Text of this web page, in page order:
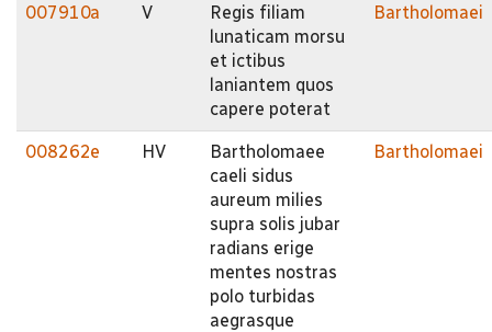
007910a V
Regis filiam
lunaticam morsu
et ictibus
laniantem quos
capere poterat
Bartholomaei
008262e HV
Bartholomaee
caeli sidus
aureum milies
supra solis jubar
radians erige
mentes nostras
polo turbidas
aegrasque
Bartholomaei